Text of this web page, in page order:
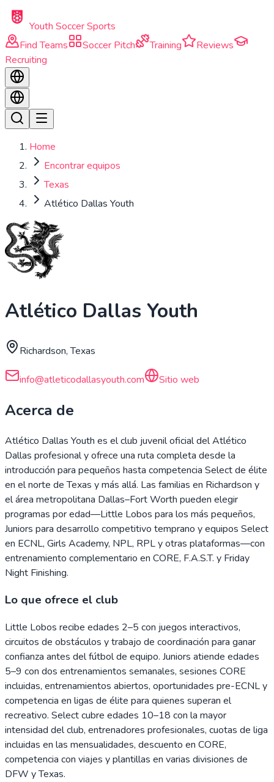
Skip to main content
Youth Soccer Sports
Find Teams
Soccer Pitch Training
Reviews
Recruiting
Home
Encontrar equipos
Texas
Atlético Dallas Youth
Atlético Dallas Youth
Richardson, Texas
info@atleticodallasyouth.com Sitio web
Acerca de
Atlético Dallas Youth es el club juvenil oficial del Atlético
Dallas profesional y ofrece una ruta completa desde la
introducción para pequeños hasta competencia Select de élite
en el norte de Texas y más allá. Las familias en Richardson y
el área metropolitana Dallas–Fort Worth pueden elegir
programas por edad—Little Lobos para los más pequeños,
Juniors para desarrollo competitivo temprano y equipos Select
en ECNL, Girls Academy, NPL, RPL y otras plataformas—con
entrenamiento complementario en CORE, F.A.S.T. y Friday
Night Finishing.
Lo que ofrece el club
Little Lobos recibe edades 2–5 con juegos interactivos,
circuitos de obstáculos y trabajo de coordinación para ganar
confianza antes del fútbol de equipo. Juniors atiende edades
5–9 con dos entrenamientos semanales, sesiones CORE
incluidas, entrenamientos abiertos, oportunidades pre-ECNL y
competencia en ligas de élite para quienes superan el
recreativo. Select cubre edades 10–18 con la mayor
intensidad del club, entrenadores profesionales, cuotas de liga
incluidas en las mensualidades, descuento en CORE,
competencia con viajes y plantillas en varias divisiones de
DFW y Texas.